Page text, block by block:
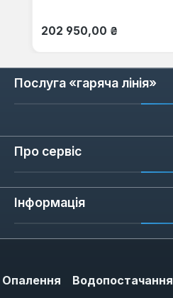
Звичайна ціна:
202 950,00 ₴
Послуга «гаряча лінія»
Про сервіс
Інформація
Опалення Водопостачання